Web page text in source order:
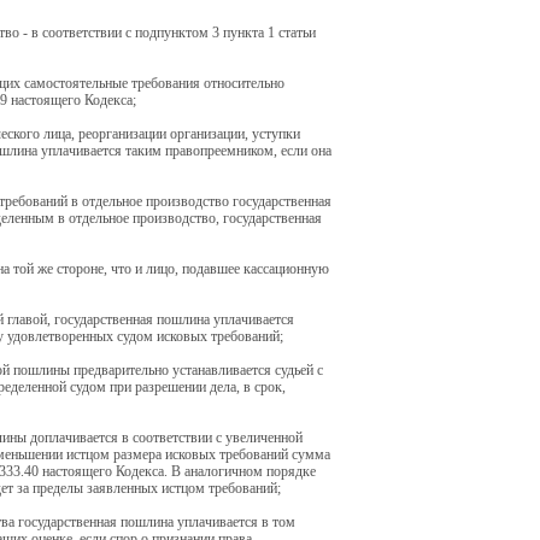
- в соответствии с подпунктом 3 пункта 1 статьи
самостоятельные требования относительно
настоящего Кодекса;
лица, реорганизации организации, уступки
уплачивается таким правопреемником, если она
в отдельное производство государственная
в отдельное производство, государственная
той же стороне, что и лицо, подавшее кассационную
государственная пошлина уплачивается
судом исковых требований;
пошлины предварительно устанавливается судьей с
судом при разрешении дела, в срок,
доплачивается в соответствии с увеличенной
истцом размера исковых требований сумма
настоящего Кодекса. В аналогичном порядке
за пределы заявленных истцом требований;
государственная пошлина уплачивается в том